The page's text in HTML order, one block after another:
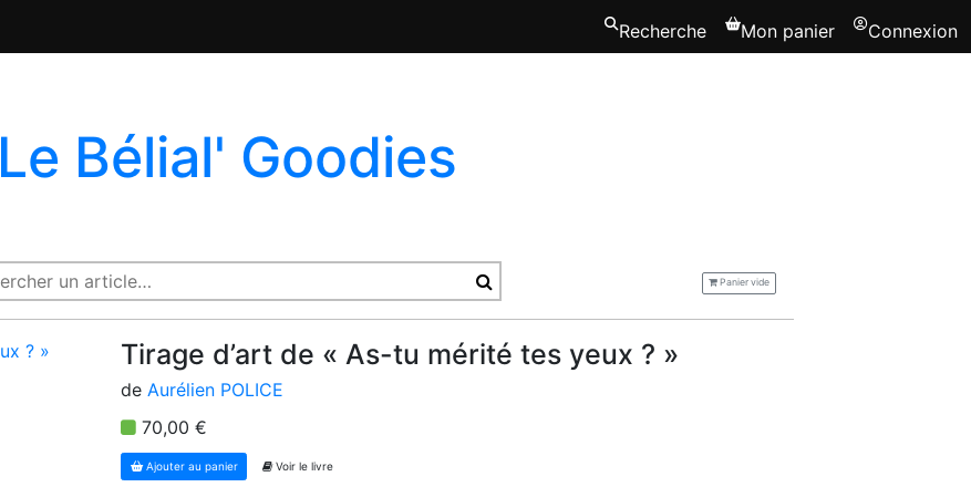
Recherche Mon panier Connexion
Le Bélial' Goodies
Panier vide
Tirage d’art de « As-tu mérité tes yeux ? »
de Aurélien POLICE
70,00 €
Ajouter au panier Voir le livre